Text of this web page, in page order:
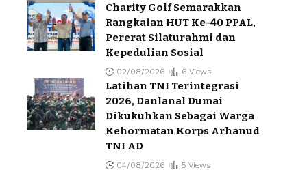
Charity Golf Semarakkan
Rangkaian HUT Ke-40 PPAL,
Pererat Silaturahmi dan
Kepedulian Sosial
02/08/2026 6 Views
Latihan TNI Terintegrasi
2026, Danlanal Dumai
Dikukuhkan Sebagai Warga
Kehormatan Korps Arhanud
TNI AD
04/08/2026 5 Views